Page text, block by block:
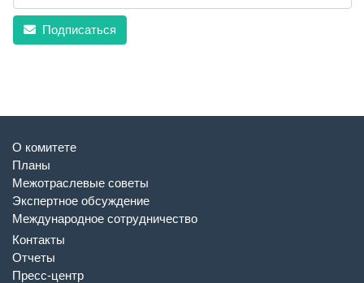
Подписаться
О комитете
Планы
Межотраслевые советы
Экспертное обсуждение
Международное сотрудничество
Контакты
Отчеты
Пресс-центр